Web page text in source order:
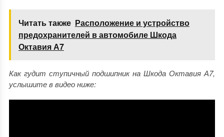
Читать также Расположение и устройство
предохранителей в автомобиле Шкода
Октавия А7
Как гудит ступичный подшипник на Шкода Октавия А7,
услышите в видео ниже: